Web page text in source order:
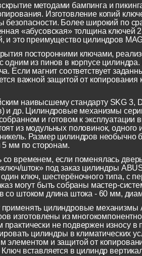
методами бампинга и
Изготовление копий
безопасности. Более широкий по
«абусовская» толщина ключей
и это преимущество цилиндров
посторонними ключами,
одним из пинов в корпусе
Если магнит соответствует
важной защитой от
наивысшему стандарту SKG 3,
и др. Цилиндровые механизмы
и готовом к эксплуатации
из модульных половинок, одного
Размер цилиндров необычно
мм по сторонам.
временем, если поменялась
шток» под заказ цилиндры
ключ, шестерёночного типа, с
могут быть собраны мастер-
со штоком длина штока - 60 мм,
цилиндровые механизмы
изготовлены из
не подвержен износу
цилиндры в климатических
элементом и защитой от
вставляется в цилиндр